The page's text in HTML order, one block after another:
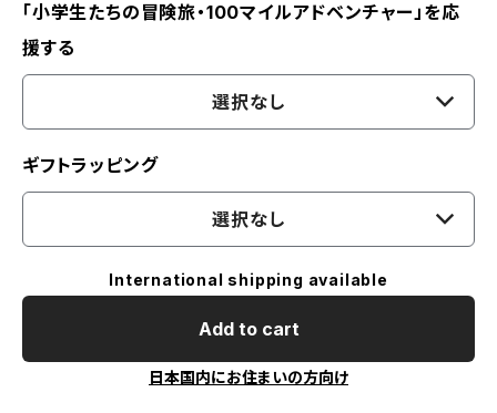
「小学生たちの冒険旅・100マイルアドベンチャー」を応
援する
選択なし
ギフトラッピング
選択なし
International shipping available
Add to cart
日本国内にお住まいの方向け